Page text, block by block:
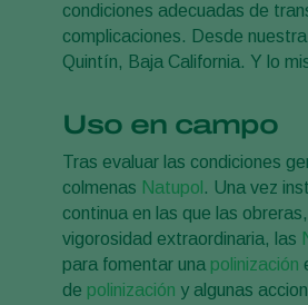
condiciones adecuadas de
complicaciones. Desde
Quintín, Baja California. Y lo
Uso en campo
Tras evaluar las condiciones
colmenas Natupol . Una vez
continua en las que las
vigorosidad extraordinaria, las
para fomentar una polinización
de polinización y algunas